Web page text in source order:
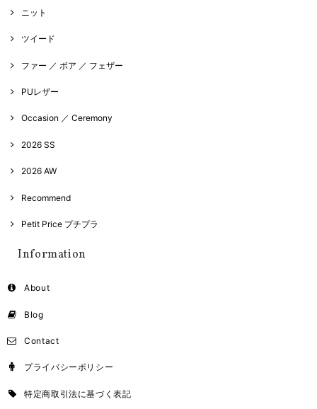
ニット
ツイード
ファー ／ ボア ／ フェザー
PUレザー
Occasion ／ Ceremony
2026 SS
2026 AW
Recommend
Petit Price プチプラ
Information
About
Blog
Contact
プライバシーポリシー
特定商取引法に基づく表記